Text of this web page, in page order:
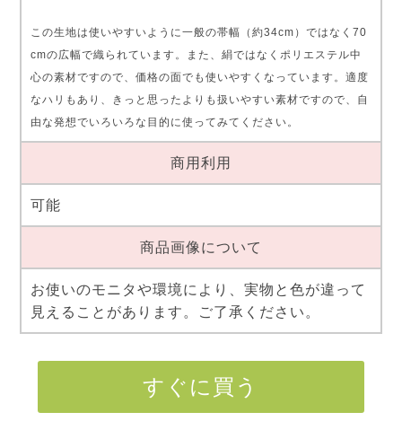
この生地は使いやすいように一般の帯幅（約34cm）ではなく70
cmの広幅で織られています。また、絹ではなくポリエステル中
心の素材ですので、価格の面でも使いやすくなっています。適度
なハリもあり、きっと思ったよりも扱いやすい素材ですので、自
由な発想でいろいろな目的に使ってみてください。
商用利用
可能
商品画像について
お使いのモニタや環境により、実物と色が違って
見えることがあります。ご了承ください。
すぐに買う